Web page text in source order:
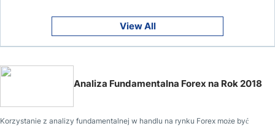
View All
Analiza Fundamentalna Forex na Rok 2018
Korzystanie z analizy fundamentalnej w handlu na rynku Forex może być